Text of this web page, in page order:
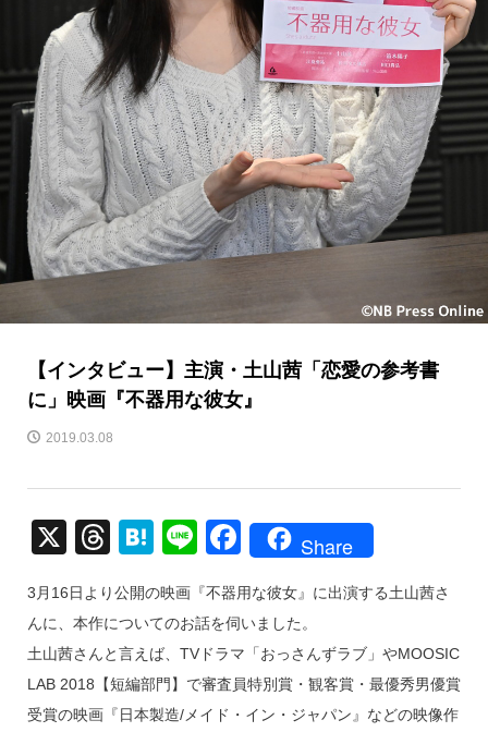
【インタビュー】主演・土山茜「恋愛の参考書
に」映画『不器用な彼女』
2019.03.08
X
T
e
a
d
s
H
e
n
a
Li
e
F
c
e
b
o
Share
3月16日より公開の映画『不器用な彼女』に出演する土山茜さ
んに、本作についてのお話を伺いました。
土山茜さんと言えば、TVドラマ「おっさんずラブ」やMOOSIC
LAB 2018【短編部門】で審査員特別賞・観客賞・最優秀男優賞
受賞の映画『日本製造/メイド・イン・ジャパン』などの映像作